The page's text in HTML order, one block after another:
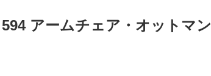
アームチェア・オットマン